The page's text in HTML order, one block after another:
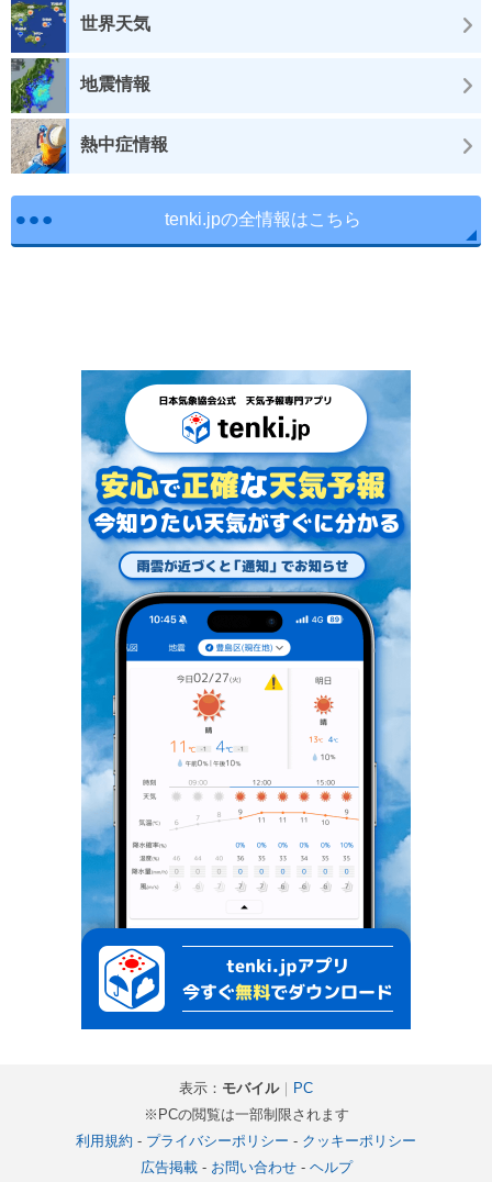
世界天気
地震情報
熱中症情報
tenki.jpの全情報はこちら
表示： モバイル｜ PC
※PCの閲覧は一部制限されます
利用規約 - プライバシーポリシー - クッキーポリシー
広告掲載- お問い合わせ- ヘルプ